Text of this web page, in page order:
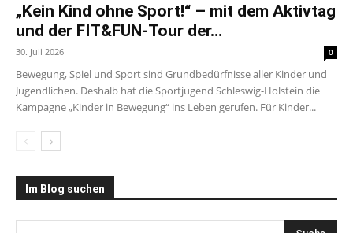
„Kein Kind ohne Sport!“ – mit dem Aktivtag
und der FIT&FUN-Tour der...
30. Juli 2026 0
Bewegung, Spiel und Sport sind Grundbedürfnisse aller Kinder und
Jugendlichen. Deshalb hat die Sportjugend Schleswig-Holstein die
Kampagne „Kinder in Bewegung“ ins Leben gerufen. Für Kinder...
Im Blog suchen